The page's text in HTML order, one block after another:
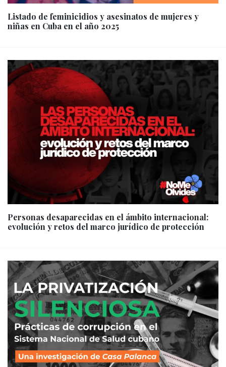
Listado de feminicidios y asesinatos de mujeres y
niñas en Cuba en el año 2025
Personas desaparecidas en el ámbito internacional:
evolución y retos del marco jurídico de protección